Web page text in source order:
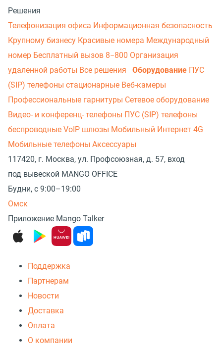
Решения
Телефонизация офиса Информационная безопасность
Крупному бизнесу Красивые номера Международный
номер Бесплатный вызов 8−800 Организация
удаленной работы Все решения Оборудование ПУС
(SIP) телефоны стационарные Веб-камеры
Профессиональные гарнитуры Сетевое оборудование
Видео- и конференц- телефоны ПУС (SIP) телефоны
беспроводные VoIP шлюзы Мобильный Интернет 4G
Мобильные телефоны Аксессуары
117420, г. Москва, ул. Профсоюзная, д. 57, вход
под вывеской MANGO OFFICE
Будни, с 9:00–19:00
Омск
Приложение Mango Talker
Поддержка
Партнерам
Новости
Доставка
Оплата
О компании